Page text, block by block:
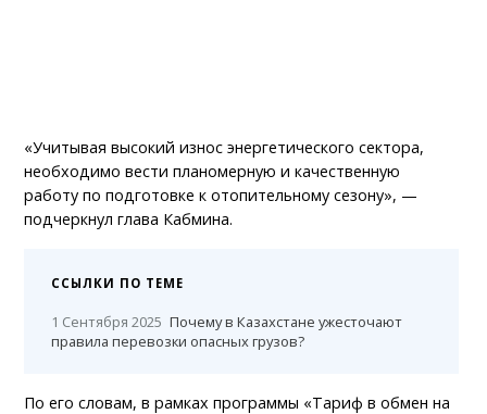
«Учитывая высокий износ энергетического сектора,
необходимо вести планомерную и качественную
работу по подготовке к отопительному сезону», —
подчеркнул глава Кабмина.
ССЫЛКИ ПО ТЕМЕ
1 Сентября 2025 Почему в Казахстане ужесточают
правила перевозки опасных грузов?
По его словам, в рамках программы «Тариф в обмен на